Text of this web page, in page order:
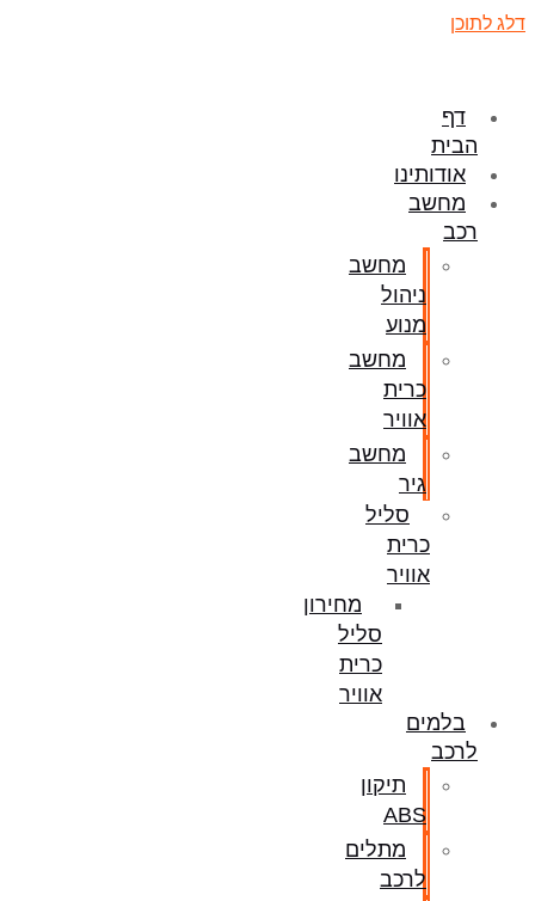
דלג לתוכן
דף
הבית
אודותינו
מחשב
רכב
מחשב
ניהול
מנוע
מחשב
כרית
אוויר
מחשב
גיר
סליל
כרית
אוויר
מחירון
סליל
כרית
אוויר
בלמים
לרכב
תיקון
ABS
מתלים
לרכב